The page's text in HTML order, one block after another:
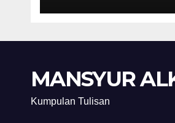
MANSYUR
Kumpulan Tulisan